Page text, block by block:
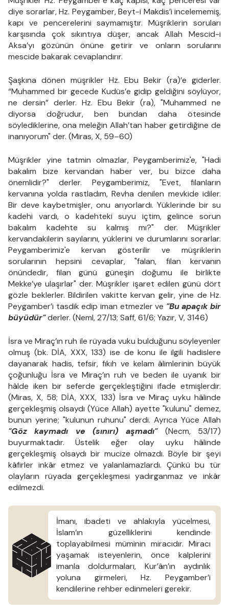
diye sorarlar, Hz. Peygamber, Beyt-i Makdis’i incelememiş,
kapı ve pencerelerini saymamıştır. Müşriklerin soruları
karşısında çok sıkıntıya düşer, ancak Allah Mescid-i
Aksa’yı gözünün önüne getirir ve onların sorularını
mescide bakarak cevaplandırır.
Şaşkına dönen müşrikler Hz. Ebu Bekir (ra)’e giderler.
“Muhammed bir gecede Kudüs’e gidip geldiğini söylüyor,
ne dersin” derler. Hz. Ebu Bekir (ra), "Muhammed ne
diyorsa doğrudur, ben bundan daha ötesinde
söylediklerine, ona meleğin Allah’tan haber getirdiğine de
inanıyorum" der. (Miras, X, 59–60)
Müşrikler yine tatmin olmazlar, Peygamberimiz'e, "Hadi
bakalım bize kervandan haber ver, bu bizce daha
önemlidir?" derler. Peygamberimiz, "Evet, filanların
kervanına yolda rastladım, Revha denilen mevkide idiler.
Bir deve kaybetmişler, onu arıyorlardı. Yüklerinde bir su
kadehi vardı, o kadehteki suyu içtim, gelince sorun
bakalım kadehte su kalmış mı?" der. Müşrikler
kervandakilerin sayılarını, yüklerini ve durumlarını sorarlar.
Peygamberimiz'e kervan gösterilir ve müşriklerin
sorularının hepsini cevaplar, "falan, filan kervanın
önündedir, filan günü güneşin doğumu ile birlikte
Mekke’ye ulaşırlar" der. Müşrikler işaret edilen günü dört
gözle beklerler. Bildirilen vakitte kervan gelir, yine de Hz.
Peygamber’i tasdik edip iman etmezler ve "Bu apaçık bir
büyüdür"derler. (Neml, 27/13; Saff, 61/6; Yazır, V, 3146)
İsra ve Miraç’ın ruh ile rüyada vuku bulduğunu söyleyenler
olmuş (bk. DİA, XXX, 133) ise de konu ile ilgili hadislere
dayanarak hadis, tefsir, fıkıh ve kelam âlimlerinin büyük
çoğunluğu İsra ve Miraç’ın ruh ve beden ile uyanık bir
hâlde iken bir seferde gerçekleştiğini ifade etmişlerdir.
(Miras, X, 58; DİA, XXX, 133) İsra ve Miraç uyku hâlinde
gerçekleşmiş olsaydı (Yüce Allah) ayette "kulunu" demez,
bunun yerine; "kulunun ruhunu" derdi. Ayrıca Yüce Allah
"Göz kaymadı ve (sınırı) aşmadı"(Necm, 53/17)
buyurmaktadır. Üstelik eğer olay uyku hâlinde
gerçekleşmiş olsaydı bir mucize olmazdı. Böyle bir şeyi
kâfirler inkâr etmez ve yalanlamazlardı. Çünkü bu tür
olayların rüyada gerçekleşmesi yadırganmaz ve inkâr
edilmezdi.
İmanı, ibadeti ve ahlakıyla yücelmesi,
İslam’ın güzelliklerini kendinde
toplayabilmesi müminin miracıdır. Miracı
yaşamak isteyenlerin, önce kalplerini
imanla doldurmaları, Kur’ân’ın aydınlık
yoluna girmeleri, Hz. Peygamber’i
kendilerine rehber edinmeleri gerekir.